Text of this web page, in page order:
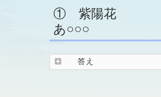
① 紫陽花
あ○○○
答え